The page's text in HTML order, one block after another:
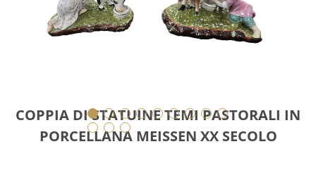
COPPIA DI STATUINE TEMI PASTORALI IN
PORCELLANA MEISSEN XX SECOLO